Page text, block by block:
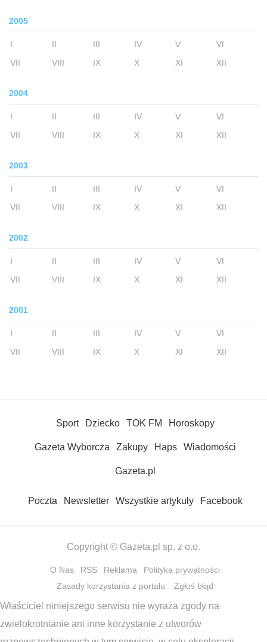
2005
I II III IV V
VI
VII
VIII IX X XI XII
2004
I II III IV V
VI
VII
VIII IX X XI XII
2003
I II III IV V
VI
VII
VIII IX X XI XII
2002
I II III IV V
VI
VII
VIII IX X XI XII
2001
I II III IV V
VI
VII
VIII IX X XI XII
Sport Dziecko TOK FM Horoskopy
Gazeta Wyborcza Zakupy Haps Wiadomości
Gazeta.pl
Poczta Newsletter Wszystkie artykuły Facebook
Copyright © Gazeta.pl sp. z o.o.
O Nas RSS Reklama
Polityka prywatności
Zasady korzystania z portalu
Zgłoś błąd
Właściciel niniejszego serwisu nie wyraża zgody na
zwielokrotnianie ani inne korzystanie z utworów